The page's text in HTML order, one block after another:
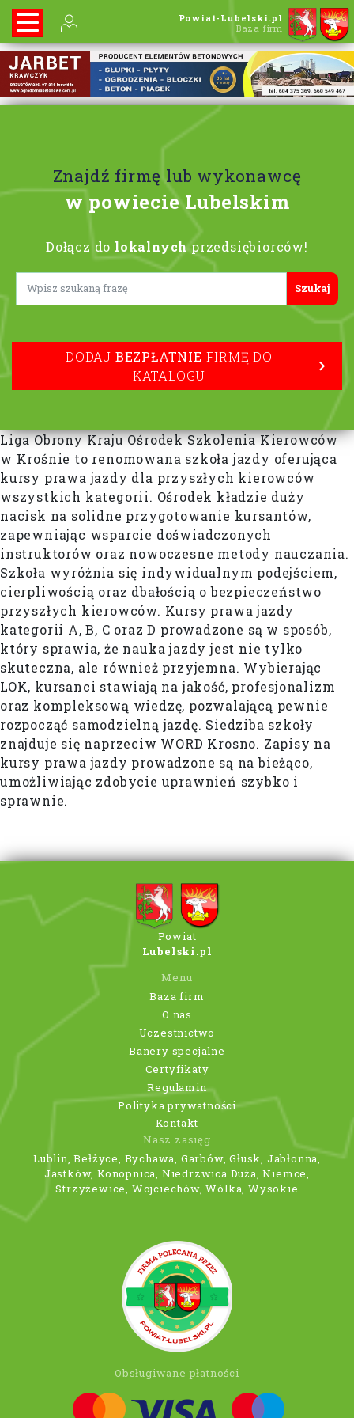
Powiat-Lubelski.pl
Baza firm
Znajdź firmę lub wykonawcę
w powiecie Lubelskim
Dołącz do lokalnych przedsiębiorców!
Lorem ipsum
DODAJ BEZPŁATNIE FIRMĘ DO
KATALOGU
Liga Obrony Kraju Ośrodek Szkolenia Kierowców
w Krośnie to renomowana szkoła jazdy oferująca
kursy prawa jazdy dla przyszłych kierowców
wszystkich kategorii. Ośrodek kładzie duży
nacisk na solidne przygotowanie kursantów,
zapewniając wsparcie doświadczonych
instruktorów oraz nowoczesne metody nauczania.
Szkoła wyróżnia się indywidualnym podejściem,
cierpliwością oraz dbałością o bezpieczeństwo
przyszłych kierowców. Kursy prawa jazdy
kategorii A, B, C oraz D prowadzone są w sposób,
który sprawia, że nauka jazdy jest nie tylko
skuteczna, ale również przyjemna. Wybierając
LOK, kursanci stawiają na jakość, profesjonalizm
oraz kompleksową wiedzę, pozwalającą pewnie
rozpocząć samodzielną jazdę. Siedziba szkoły
znajduje się naprzeciw WORD Krosno. Zapisy na
kursy prawa jazdy prowadzone są na bieżąco,
umożliwiając zdobycie uprawnień szybko i
sprawnie.
Powiat
Lubelski.pl
Menu
Baza firm
O nas
Uczestnictwo
Banery specjalne
Certyfikaty
Regulamin
Polityka prywatności
Kontakt
Nasz zasięg
Lublin, Bełżyce, Bychawa, Garbów, Głusk, Jabłonna,
Jastków, Konopnica, Niedrzwica Duża, Niemce,
Strzyżewice, Wojciechów, Wólka, Wysokie
Obsługiwane płatności